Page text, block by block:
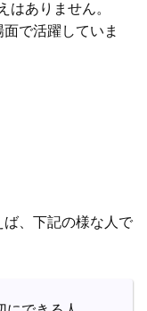
はありません。
で活躍していま
ば、下記の様な人で